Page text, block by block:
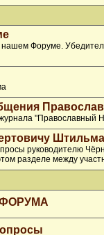
Форуме.
"Православный
руководителю
разделе между